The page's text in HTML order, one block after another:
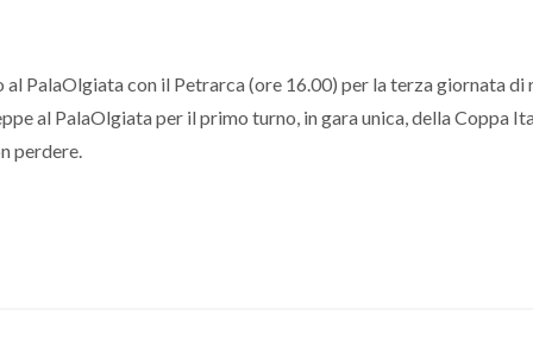
PalaOlgiata con il Petrarca (ore 16.00) per la terza giornata di
al PalaOlgiata per il primo turno, in gara unica, della Coppa
perdere.